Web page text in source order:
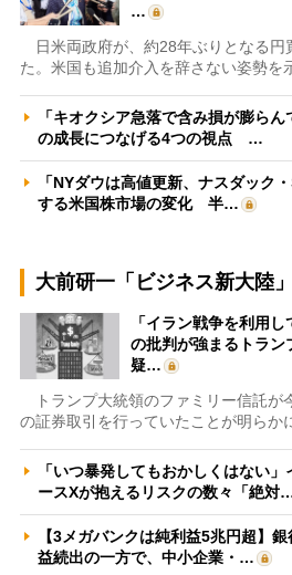
…
日米両政府が、約28年ぶりとなる円
た。米国も追加介入を辞さない姿勢を
「キオクシア急落で含み損が膨ら
の成長につなげる4つの視点 …
「NYダウは高値更新、ナスダック
する米国株市場の変化 半…
大前研一「ビジネス新大陸
「イラン戦争を利用
の批判が強まるトラン
疑…
トランプ大統領のファミリー信託が
の証券取引を行っていたことが明らか
「いつ暴発してもおかしくはない
ースXが抱えるリスクの数々「絶対
【3メガバンクは純利益5兆円超】
益続出の一方で、中小企業・…